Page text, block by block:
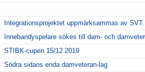
Integrationsprojektet uppmärksammas av SVT.
Innebandyspelare sökes till dam- och
STIBK-cupen 15/12 2019
Södra sidans enda damveteran-lag